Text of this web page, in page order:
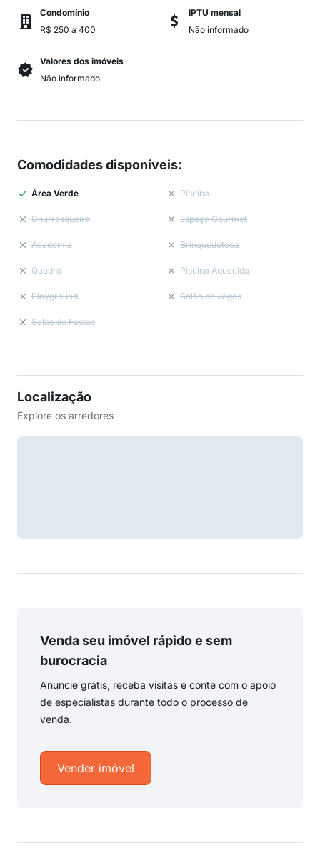
Condomínio
R$ 250 a 400
IPTU mensal
Não informado
Valores dos imóveis
Não informado
Comodidades disponíveis:
Área Verde Piscina
Churrasqueira Espaço Gourmet
Academia Brinquedoteca
Quadra Piscina Aquecida
Playground Salão de Jogos
Salão de Festas
Localização
Explore os arredores
Venda seu imóvel rápido e sem
burocracia
Anuncie grátis, receba visitas e conte com o apoio
de especialistas durante todo o processo de
venda.
Vender imóvel